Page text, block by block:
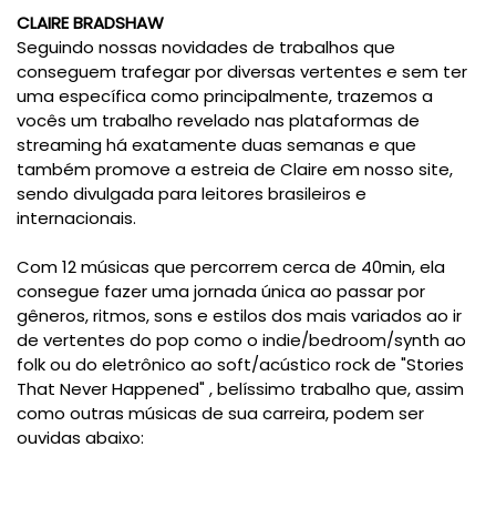
CLAIRE BRADSHAW
Seguindo nossas novidades de trabalhos que
conseguem trafegar por diversas vertentes e sem ter
uma específica como principalmente, trazemos a
vocês um trabalho revelado nas plataformas de
streaming há exatamente duas semanas e que
também promove a estreia de Claire em nosso site,
sendo divulgada para leitores brasileiros e
internacionais.
Com 12 músicas que percorrem cerca de 40min, ela
consegue fazer uma jornada única ao passar por
gêneros, ritmos, sons e estilos dos mais variados ao ir
de vertentes do pop como o indie/bedroom/synth ao
folk ou do eletrônico ao soft/acústico rock de "Stories
That Never Happened" , belíssimo trabalho que, assim
como outras músicas de sua carreira, podem ser
ouvidas abaixo: